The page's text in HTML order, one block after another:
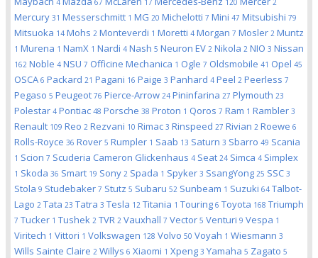
4 67 17 120 2
Mercury 31 Messerschmitt 1 MG 20 Michelotti 7 Mini 47 Mitsubishi 79
Mitsuoka 14 Mohs 2 Monteverdi 1 Moretti 4 Morgan 7 Mosler 2 Muntz
1 Murena 1 NamX 1 Nardi 4 Nash 5 Neuron EV 2 Nikola 2 NIO 3 Nissan
162 Noble 4 NSU 7 Officine Mechanica 1 Ogle 7 Oldsmobile 41 Opel 45
OSCA 6 Packard 21 Pagani 16 Paige 3 Panhard 4 Peel 2 Peerless 7
Pegaso 5 Peugeot 76 Pierce-Arrow 24 Pininfarina 27 Plymouth 23
Polestar 4 Pontiac 48 Porsche 38 Proton 1 Qoros 7 Ram 1 Rambler 3
Renault 109 Reo 2 Rezvani 10 Rimac 3 Rinspeed 27 Rivian 2 Roewe 6
Rolls-Royce 36 Rover 5 Rumpler 1 Saab 13 Saturn 3 Sbarro 49 Scania
1 Scion 7 Scuderia Cameron Glickenhaus 4 Seat 24 Simca 4 Simplex
1 Skoda 36 Smart 19 Sony 2 Spada 1 Spyker 3 SsangYong 25 SSC 3
Stola 9 Studebaker 7 Stutz 5 Subaru 52 Sunbeam 1 Suzuki 64 Talbot-
Lago 2 Tata 23 Tatra 3 Tesla 12 Titania 1 Touring 6 Toyota 168 Triumph
7 Tucker 1 Tushek 2 TVR 2 Vauxhall 7 Vector 5 Venturi 9 Vespa 1
Viritech 1 Vittori 1 Volkswagen 128 Volvo 50 Voyah 1 Wiesmann 3
Wills Sainte Claire 2 Willys 6 Xiaomi 1 Xpeng 3 Yamaha 5 Zagato 5